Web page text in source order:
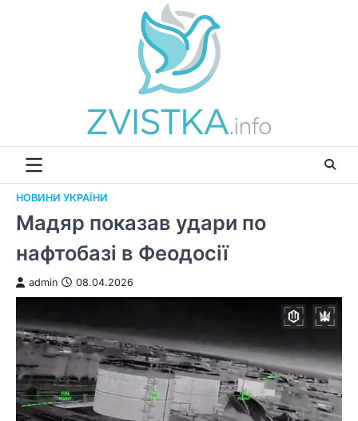
НОВИНИ УКРАЇНИ
Мадяр показав удари по
нафтобазі в Феодосії
admin 08.04.2026